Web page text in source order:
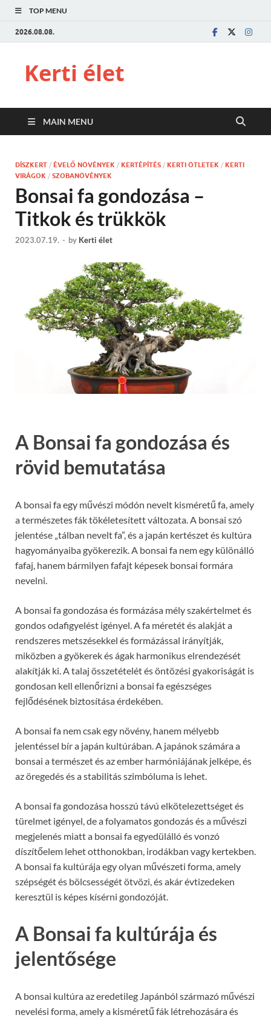
TOP MENU
2026.08.08.
Kerti élet
MAIN MENU
DÍSZKERT / ÉVELŐ NÖVÉNYEK / KERTÉPÍTÉS / KERTI ÖTLETEK / KERTI
VIRÁGOK / SZOBANÖVÉNYEK
Bonsai fa gondozása –
Titkok és trükkök
2023.07.19. - by Kerti élet
A Bonsai fa gondozása és
rövid bemutatása
A bonsai fa egy művészi módón nevelt kisméretű fa, amely
a természetes fák tökéletesített változata. A bonsai szó
jelentése „tálban nevelt fa”, és a japán kertészet és kultúra
hagyományaiba gyökerezik. A bonsai fa nem egy különálló
fafaj, hanem bármilyen fafajt képesek bonsai formára
nevelni.
A bonsai fa gondozása és formázása mély szakértelmet és
gondos odafigyelést igényel. A fa méretét és alakját a
rendszeres metszésekkel és formázással irányítják,
miközben a gyökerek és ágak harmonikus elrendezését
alakítják ki. A talaj összetételét és öntözési gyakoriságát is
gondosan kell ellenőrizni a bonsai fa egészséges
fejlődésének biztosítása érdekében.
A bonsai fa nem csak egy növény, hanem mélyebb
jelentéssel bír a japán kultúrában. A japánok számára a
bonsai a természet és az ember harmóniájának jelképe, és
az öregedés és a stabilitás szimbóluma is lehet.
A bonsai fa gondozása hosszú távú elkötelezettséget és
türelmet igényel, de a folyamatos gondozás és a művészi
megjelenés miatt a bonsai fa egyedülálló és vonzó
díszítőelem lehet otthonokban, irodákban vagy kertekben.
A bonsai fa kultúrája egy olyan művészeti forma, amely
szépségét és bölcsességét ötvözi, és akár évtizedeken
keresztül is képes kísérni gondozóját.
A Bonsai fa kultúrája és
jelentősége
A bonsai kultúra az eredetileg Japánból származó művészi
nevelési forma, amely a kisméretű fák létrehozására és